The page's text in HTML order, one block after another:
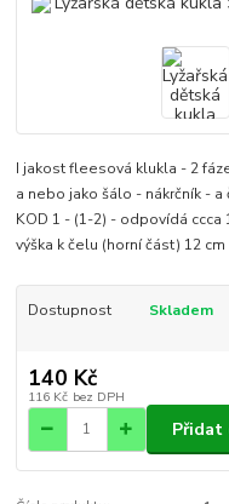
I jakost fleesová klukla - 2
a nebo jako šálo - nákrčník -
KOD 1 - (1-2) - odpovídá ccca
výška k čelu (horní část) 12
Dostupnost Skladem
140 Kč
116 Kč bez DPH
Přidat